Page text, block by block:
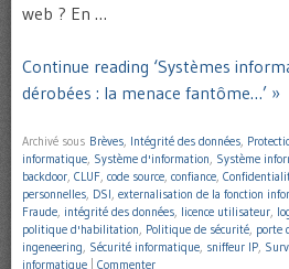
web ? En …
Continue reading ‘Systèmes
dérobées : la menace fantôme…’ »
Archivé sous Brèves, Intégrité des données,
informatique, Système d'information, Système
backdoor, CLUF, code source, confiance,
personnelles, DSI, externalisation de la fonction
Fraude, intégrité des données, licence utilisateur,
politique d'habilitation, Politique de sécurité, porte
ingeneering, Sécurité informatique, sniffeur IP,
informatique
Commenter